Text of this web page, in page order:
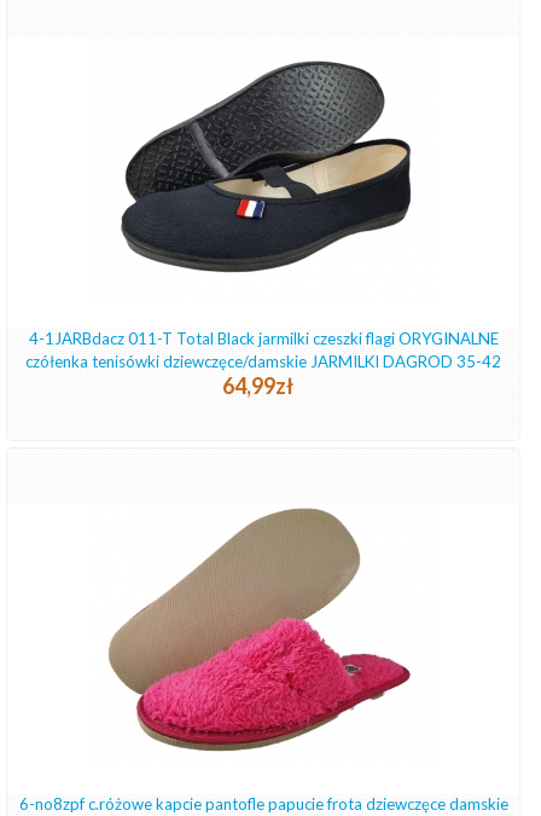
4-1JARBdacz 011-T Total Black jarmilki czeszki flagi ORYGINALNE
czółenka tenisówki dziewczęce/damskie JARMILKI DAGROD 35-42
64,99zł
6-no8zpf c.różowe kapcie pantofle papucie frota dziewczęce damskie